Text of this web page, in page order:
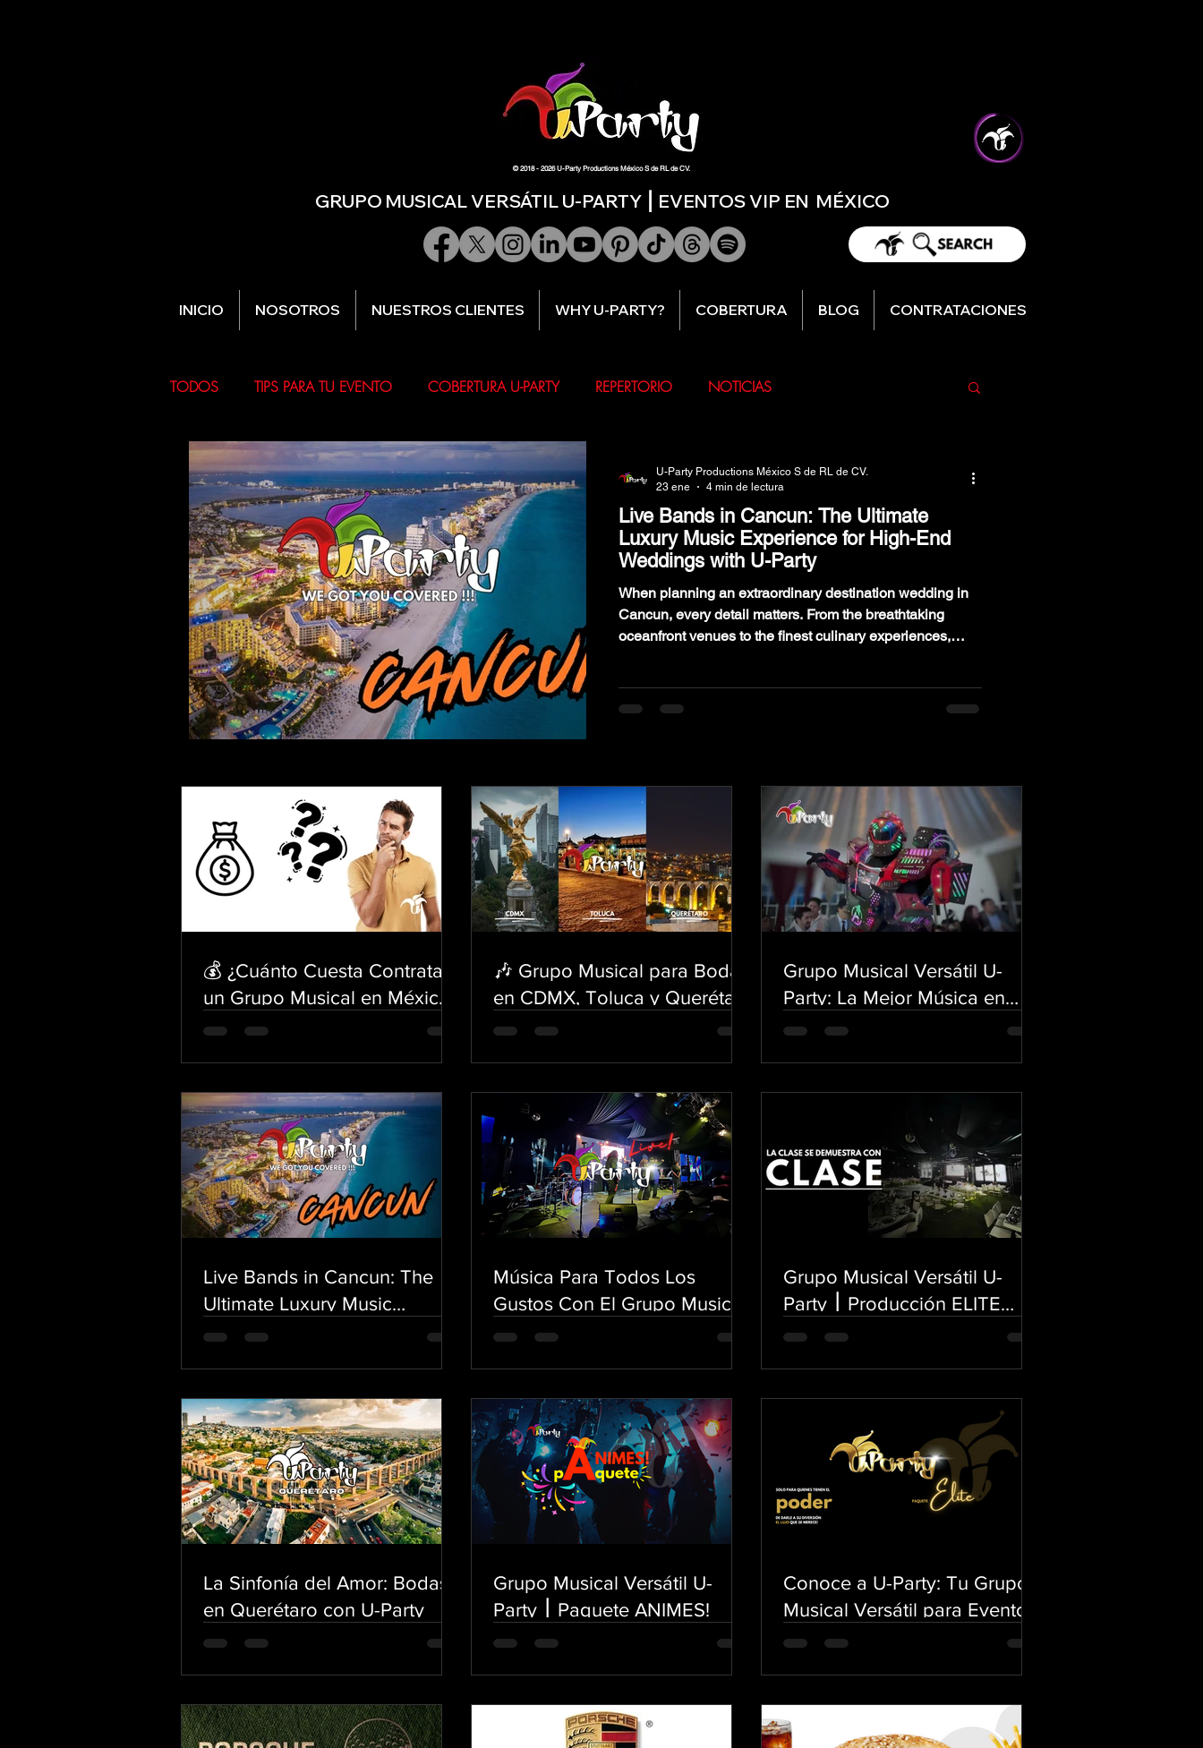
© 2018 - 2026 U-Party Productions México S de RL de CV.
GRUPO MUSICAL VERSÁTIL U-PARTY ⎮ EVENTOS VIP EN MÉXICO
INICIO NOSOTROS NUESTROS CLIENTES WHY U-PARTY? COBERTURA BLOG CONTRATACIONES
TODOS TIPS PARA TU EVENTO COBERTURA U-PARTY REPERTORIO NOTICIAS
ARTÍCULOS DE INTERÉS EVENTOS PAQUETES DE GRUPOS MUSICALES
CUMPLEAÑOS GRADUACIONES
Live Bands in Cancun: The Ultimate
Luxury Music Experience for High-End
Weddings with U-Party
When planning an extraordinary destination wedding in
Cancun, every detail matters. From the breathtaking
oceanfront venues to the finest culinary experiences,
U-Party Productions México S de RL de CV.
23 ene
4 min de lectura
💰 ¿Cuánto Cuesta Contratar
un Grupo Musical en México?
| Guía Completa 2026
🎶 Grupo Musical para Bodas
en CDMX, Toluca y Querétaro
| U-Party
Grupo Musical Versátil U-
Party: La Mejor Música en
Vivo para Bodas, XV Años y
Live Bands in Cancun: The
Ultimate Luxury Music
Experience for High-End
Música Para Todos Los
Gustos Con El Grupo Musical
Versátil U-Party
Grupo Musical Versátil U-
Party ⎮ Producción ELITE
para Bodas, XV Años,
La Sinfonía del Amor: Bodas
en Querétaro con U-Party
Grupo Musical Versátil U-
Party ⎮ Paquete ANIMES!
Conoce a U-Party: Tu Grupo
Musical Versátil para Eventos
de Primera Clase